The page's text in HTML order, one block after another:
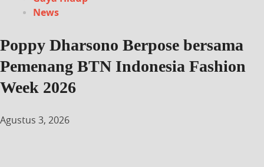
News
Poppy Dharsono Berpose bersama
Pemenang BTN Indonesia Fashion
Week 2026
Agustus 3, 2026